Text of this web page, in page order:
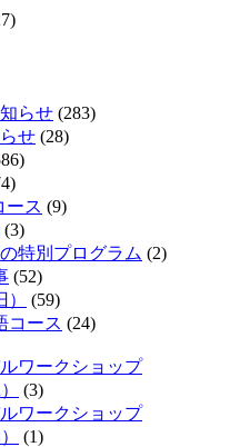
らせ (283)
せ (28)
ース (9)
(3)
特別プログラム (2)
(52)
(59)
コース (24)
ワークショップ
(3)
ワークショップ
(1)